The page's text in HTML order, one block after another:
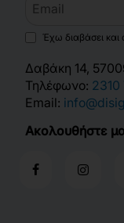
Έχω διαβάσει και
Δαβάκη 14,
Τηλέφωνο:
Email:
Ακολουθήστε